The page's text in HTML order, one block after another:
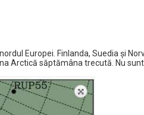
Europei. Finlanda, Suedia şi
săptămâna trecută. Nu sunt